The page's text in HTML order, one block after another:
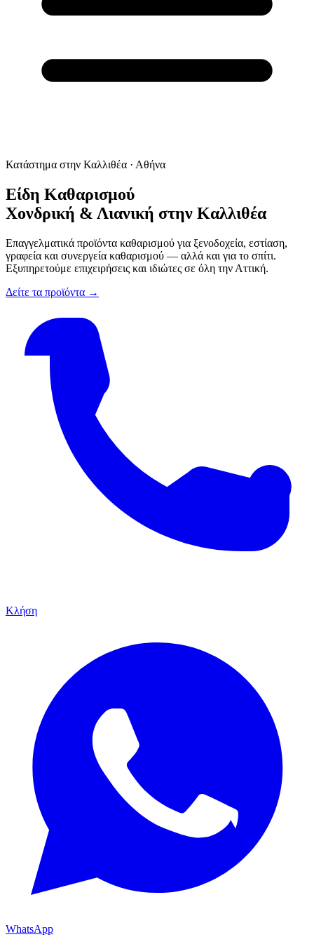
Κατάστημα στην Καλλιθέα · Αθήνα
Είδη Καθαρισμού
Χονδρική & Λιανική στην Καλλιθέα
Επαγγελματικά προϊόντα καθαρισμού για ξενοδοχεία, εστίαση,
γραφεία και συνεργεία καθαρισμού — αλλά και για το σπίτι.
Εξυπηρετούμε επιχειρήσεις και ιδιώτες σε όλη την Αττική.
Δείτε τα προϊόντα →
Κλήση
WhatsApp